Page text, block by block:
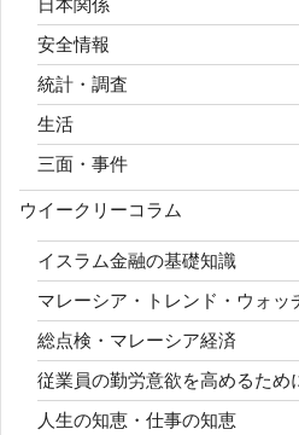
日本関係
安全情報
統計・調査
生活
三面・事件
ウイークリーコラム
イスラム金融の基礎知識
マレーシア・トレンド・ウォッ
総点検・マレーシア経済
従業員の勤労意欲を高めるため
人生の知恵・仕事の知恵